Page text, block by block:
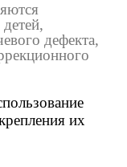
дефекта,
их